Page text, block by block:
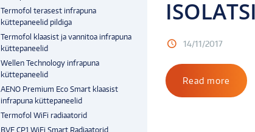
14/11/2017
Read more
Termofol terasest infrapuna
küttepaneelid pildiga
Termofol klaasist ja vannitoa infrapuna
küttepaneelid
Wellen Technology infrapuna
küttepaneelid
AENO Premium Eco Smart klaasist
infrapuna küttepaneelid
Termofol WiFi radiaatorid
BVF CP1 WiFi Smart Radiaatorid